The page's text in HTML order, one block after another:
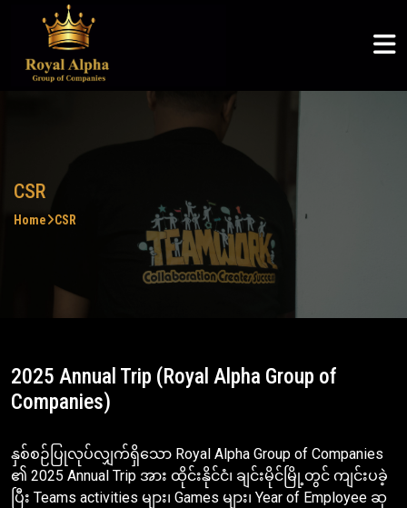
CSR
Home CSR
2025 Annual Trip (Royal Alpha Group of
Companies)
နှစ်စဉ်ပြုလုပ်လျှက်ရှိသော Royal Alpha Group of Companies
၏ 2025 Annual Trip အား ထိုင်းနိုင်ငံ၊ ချင်းမိုင်မြို့တွင် ကျင်းပခဲ့
ပြီး Teams activities များ၊ Games များ၊ Year of Employee ဆု
ROYAL ALPHA
Home
Services
Community
Careers
Contact Us
English
ABOUT US
Royal Alpha
SERVICES
Logistics & Supply Chain
COMMUNITY
Articles
ROYAL ALPHA
English